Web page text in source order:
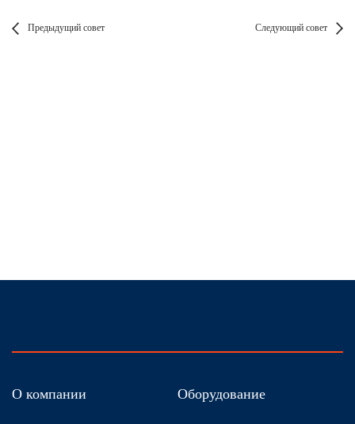
Предыдущий совет Следующий совет
О компании Оборудование